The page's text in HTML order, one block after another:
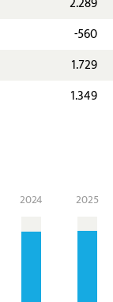
-560
1.729
1.349
2024 2025